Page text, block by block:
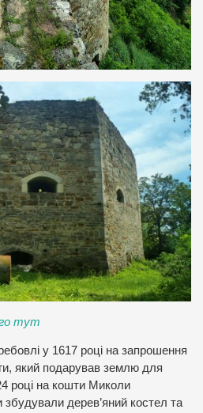
тут
у 1617 році на запрошення
який подарував землю для
році на кошти Миколи
збудували дерев’яний костел та